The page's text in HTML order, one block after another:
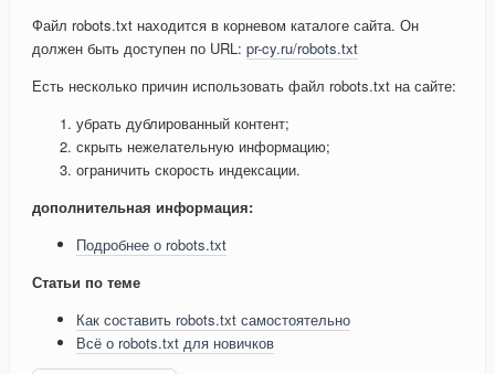
Файл robots.txt находится в корневом каталоге сайта. Он
должен быть доступен по URL: pr-cy.ru/robots.txt
Есть несколько причин использовать файл robots.txt на сайте:
убрать дублированный контент;
скрыть нежелательную информацию;
ограничить скорость индексации.
дополнительная информация:
Подробнее о robots.txt
Статьи по теме
Как составить robots.txt самостоятельно
Всё о robots.txt для новичков